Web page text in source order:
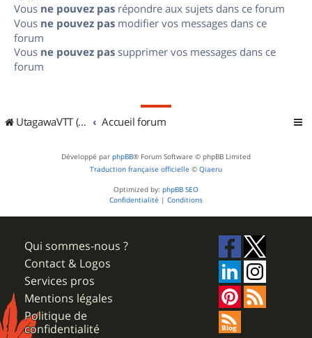
Vous ne pouvez pas répondre aux sujets dans ce forum
Vous ne pouvez pas modifier vos messages dans ce
forum
Vous ne pouvez pas supprimer vos messages dans ce
forum
UtagawaVTT (Randos VTT et VTTAE avec traces GPS) Accueil forum
Développé par phpBB® Forum Software © phpBB Limited
Traduction française officielle © Qiaeru
Optimized by: phpBB SEO
Confidentialité | Conditions
Qui sommes-nous ?
Contact & Logos
Services pros
Mentions légales
Politique de
confidentialité